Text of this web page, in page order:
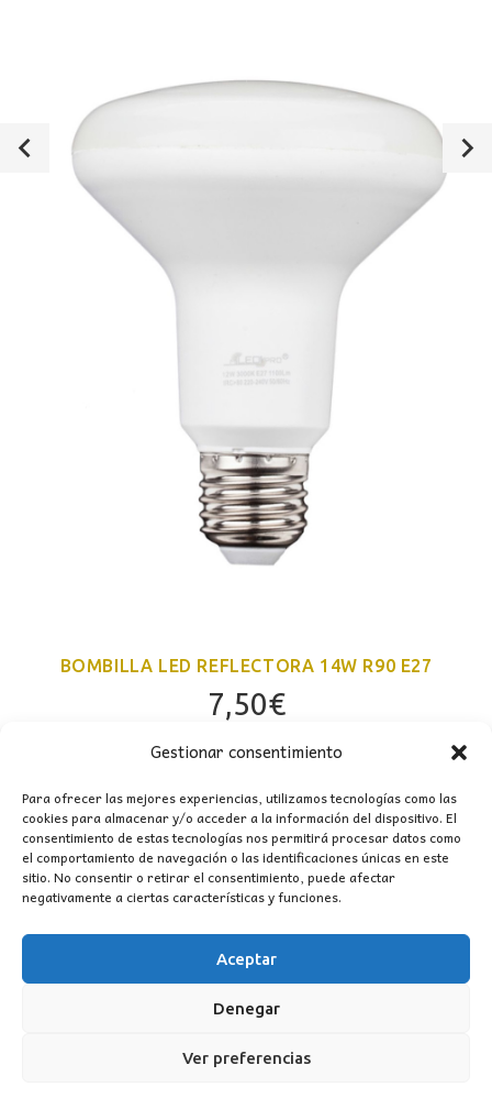
Gestionar consentimiento
Para ofrecer las mejores experiencias, utilizamos tecnologías como las
cookies para almacenar y/o acceder a la información del dispositivo. El
consentimiento de estas tecnologías nos permitirá procesar datos como
el comportamiento de navegación o las identificaciones únicas en este
sitio. No consentir o retirar el consentimiento, puede afectar
negativamente a ciertas características y funciones.
Aceptar
Denegar
Ver preferencias
BOMBILLA LED REFLECTORA 14W R90 E27
7,50€